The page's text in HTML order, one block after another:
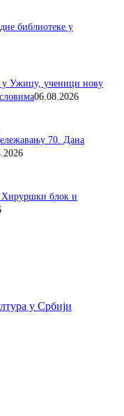
библиотеке у
у Ужицу, ученици нову
06.08.2026
70. Дана
Хируршки блок и
у Србији